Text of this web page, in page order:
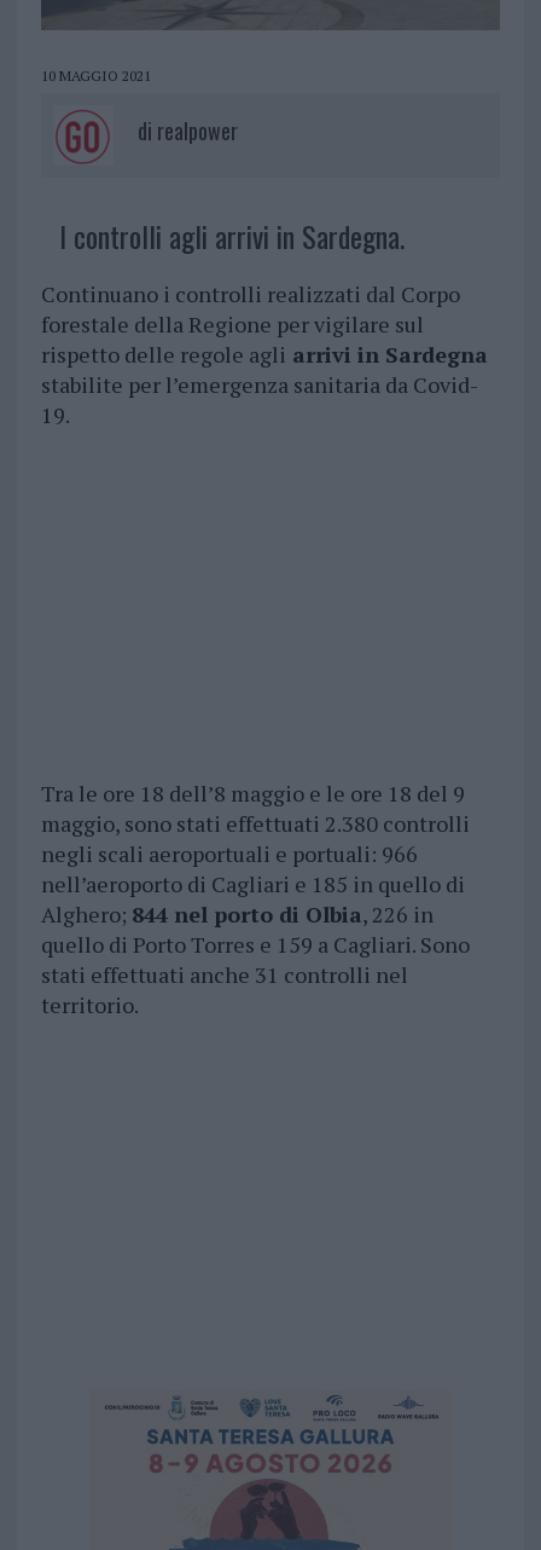
10 MAGGIO 2021
di realpower
I controlli agli arrivi in Sardegna.
Continuano i controlli realizzati dal Corpo
forestale della Regione per vigilare sul
rispetto delle regole agli arrivi in Sardegna
stabilite per l’emergenza sanitaria da Covid-
19.
Tra le ore 18 dell’8 maggio e le ore 18 del 9
maggio, sono stati effettuati 2.380 controlli
negli scali aeroportuali e portuali: 966
nell’aeroporto di Cagliari e 185 in quello di
Alghero; 844 nel porto di Olbia, 226 in
quello di Porto Torres e 159 a Cagliari. Sono
stati effettuati anche 31 controlli nel
territorio.